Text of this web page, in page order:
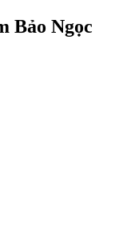
Bảo Ngọc